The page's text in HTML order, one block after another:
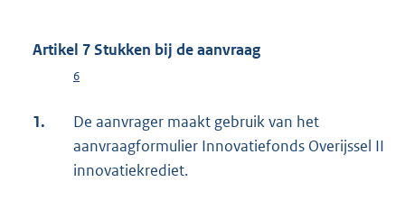
Artikel 7 Stukken bij de aanvraag
6
1.
De aanvrager maakt gebruik van het
aanvraagformulier Innovatiefonds Overijssel II
innovatiekrediet.